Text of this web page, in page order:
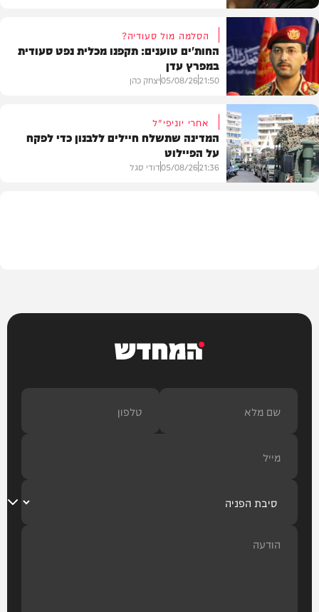
תוכן שיווקי
צבא וביטחון
הסלמה מול סעודיה?
החות'ים טוענים: תקפנו מכלית נפט סעודית
במפרץ עדן
21:50
05/08/26יצחק כהן
אחרי יוניפי"ל
המדינה שתשלח חיילים ללבנון כדי לפקח
על הפיילוט
21:36
05/08/26דודי סגל
המחדש